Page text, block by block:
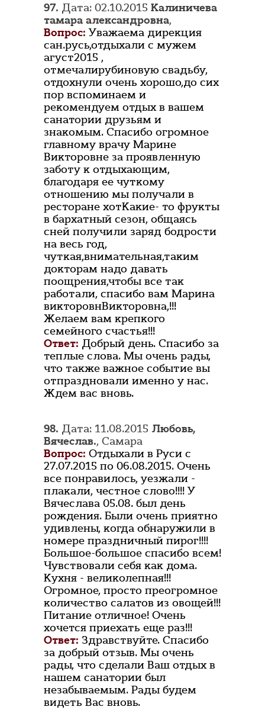
97. Дата: 02.10.2015 Калиничева
тамара александровна,
Вопрос: Уважаема дирекция
сан.русь,отдыхали с мужем
агуст2015 ,
отмечалирубиновую свадьбу,
отдохнули очень хорошо,до сих
пор вспоминаем и
рекомендуем отдых в вашем
санатории друзьям и
знакомым. Спасибо огромное
главному врачу Марине
Викторовне за проявленную
заботу к отдыхающим,
благодаря ее чуткому
отношению мы получали в
ресторане хотКакие- то фрукты
в бархатный сезон, общаясь
сней получили заряд бодрости
на весь год,
чуткая,внимательная,таким
докторам надо давать
поощрения,чтобы все так
работали, спасибо вам Марина
викторовнВикторовна,!!!
Желаем вам крепкого
семейного счастья!!!
Ответ: Добрый день. Спасибо за
теплые слова. Мы очень рады,
что также важное событие вы
отпраздновали именно у нас.
Ждем вас вновь.
98. Дата: 11.08.2015 Любовь,
Вячеслав., Самара
Вопрос: Отдыхали в Руси с
27.07.2015 по 06.08.2015. Очень
все понравилось, уезжали -
плакали, честное слово!!!! У
Вячеслава 05.08. был день
рождения. Были очень приятно
удивлены, когда обнаружили в
номере праздничный пирог!!!!
Большое-большое спасибо всем!
Чувствовали себя как дома.
Кухня - великолепная!!!
Огромное, просто преогромное
количество салатов из овощей!!!
Питание отличное! Очень
хочется приехать еще раз!!!
Ответ: Здравствуйте. Спасибо
за добрый отзыв. Мы очень
рады, что сделали Ваш отдых в
нашем санатории был
незабываемым. Рады будем
видеть Вас вновь.